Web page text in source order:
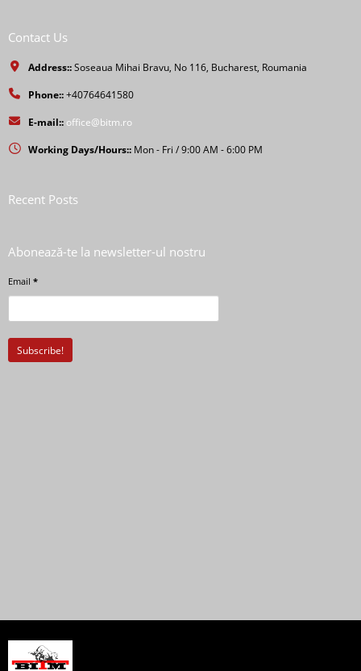
Contact Us
Address::Soseaua Mihai Bravu, No 116, Bucharest, Roumania
Phone::+40764641580
E-mail:: office@bitm.ro
Working Days/Hours:: Mon - Fri / 9:00 AM - 6:00 PM
Recent Posts
Abonează-te la newsletter-ul nostru
Email *